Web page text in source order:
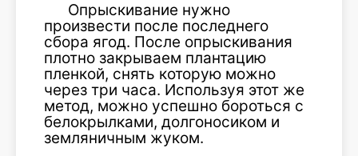
Опрыскивание нужно
произвести после последнего
сбора ягод. После опрыскивания
плотно закрываем плантацию
пленкой, снять которую можно
через три часа. Используя этот же
метод, можно успешно бороться с
белокрылками, долгоносиком и
земляничным жуком.